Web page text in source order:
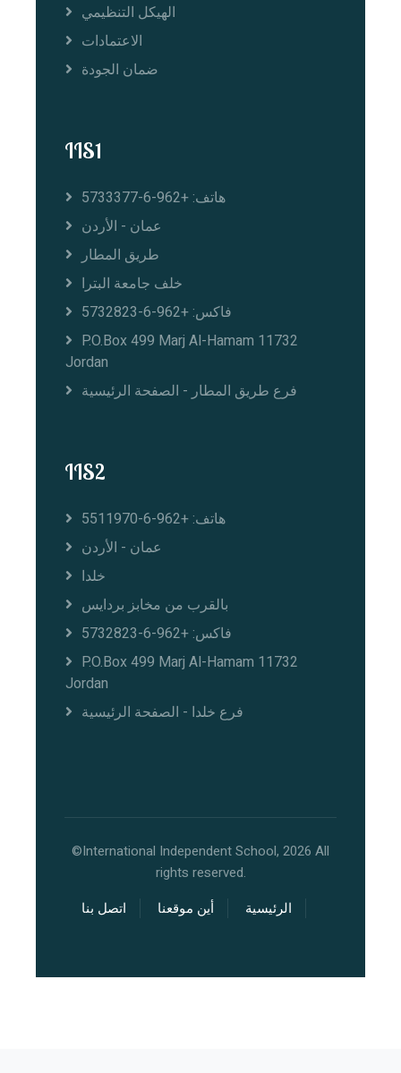
الهيكل التنظيمي
الاعتمادات
ضمان الجودة
IIS1
هاتف: +962-6-5733377
عمان - الأردن
طريق المطار
خلف جامعة البترا
فاكس: +962-6-5732823
P.O.Box 499 Marj Al-Hamam 11732
Jordan
فرع طريق المطار - الصفحة الرئيسية
IIS2
هاتف: +962-6-5511970
عمان - الأردن
خلدا
بالقرب من مخابز بردايس
فاكس: +962-6-5732823
P.O.Box 499 Marj Al-Hamam 11732
Jordan
فرع خلدا - الصفحة الرئيسية
©International Independent School, 2026 All
rights reserved.
الرئيسية
أين موقعنا اتصل بنا